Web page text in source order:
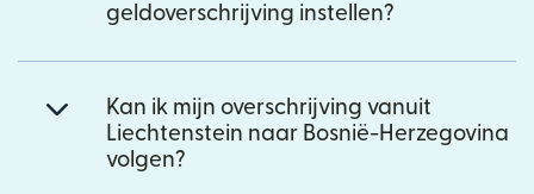
geldoverschrijving instellen?
Kan ik mijn overschrijving vanuit
Liechtenstein naar Bosnië-Herzegovina
volgen?